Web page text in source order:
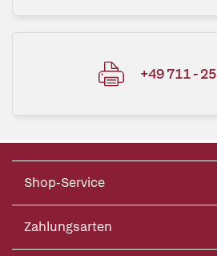
+49 711 -
Shop-Service
Zahlungsarten